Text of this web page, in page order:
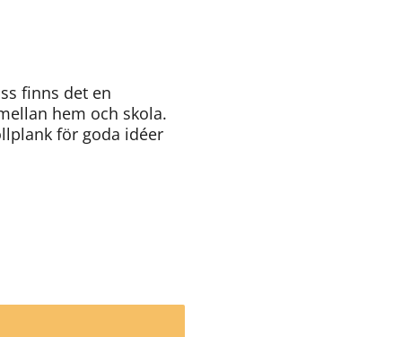
finns det en
hem och skola.
för goda idéer